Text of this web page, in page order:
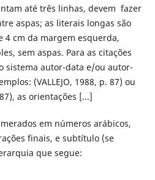
até três linhas, devem fazer
aspas; as literais longas são
4 cm da margem esquerda,
sem aspas. Para as citações
sistema autor-data e/ou autor-
(VALLEJO, 1988, p. 87) ou
as orientações [...]
em números arábicos,
finais, e subtítulo (se
que segue: